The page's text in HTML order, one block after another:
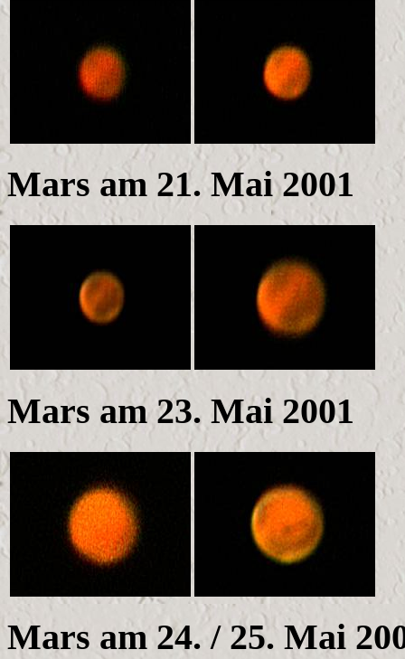
Mars am 21. Mai 2001
Mars am 23. Mai 2001
Mars am 24. / 25. Mai